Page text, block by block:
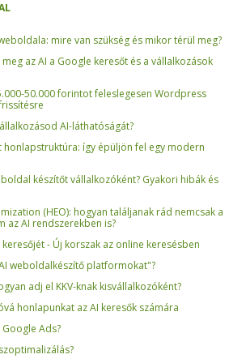
mire van szükség és mikor térül meg?
az AI a Google keresőt és a vállalkozások
50.000 forintot feleslegesen Wordpress
AI-láthatóságát?
honlapstruktúra: így épüljön fel egy modern
készítőt vállalkozóként? Gyakori hibák és
(HEO): hogyan találjanak rád nemcsak a
az AI rendszerekben is?
- Új korszak az online keresésben
weboldalkészítő platformokat"?
adj el KKV-knak kisvállalkozóként?
honlapunkat az AI keresők számára
Ads?